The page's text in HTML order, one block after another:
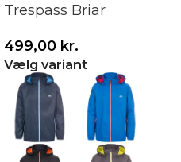
Trespass Briar
499,00 kr.
Vælg variant